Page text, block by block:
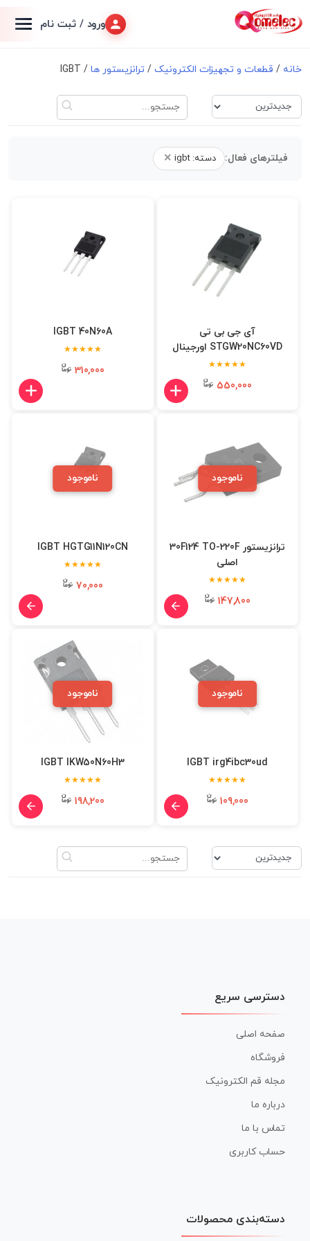
ورود / ثبت نام
خانه / قطعات و تجهیزات الکترونیک/ ترانزیستور ها / IGBT
فیلترهای فعال: دسته: igbt ×
آی جی بی تی
STGW20NC60VD اورجینال
★★★★★
550,000
IGBT 40N60A
★★★★★
310,000
ناموجود
ترانزیستور 30F124 TO-220F
اصلی
★★★★★
147,800
ناموجود
IGBT HGTG11N120CN
★★★★★
70,000
ناموجود
IGBT irg4ibc30ud
★★★★★
109,000
ناموجود
IGBT IKW50N60H3
★★★★★
198,200
دسترسی سریع
صفحه اصلی
فروشگاه
مجله قم الکترونیک
درباره ما
تماس با ما
حساب کاربری
دسته‌بندی محصولات